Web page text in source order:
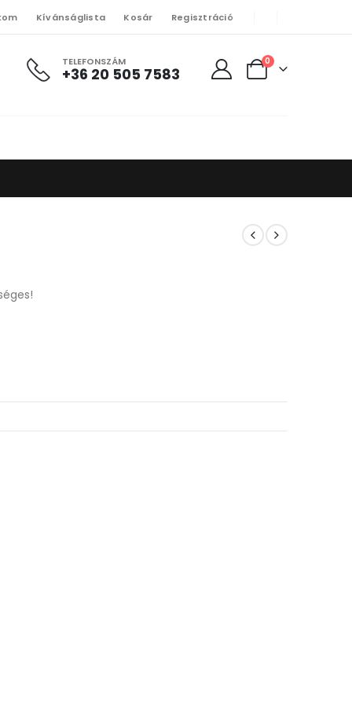
Kívánságlista Kosár Regisztráció
TELEFONSZÁM
+36 20 505 7583
0